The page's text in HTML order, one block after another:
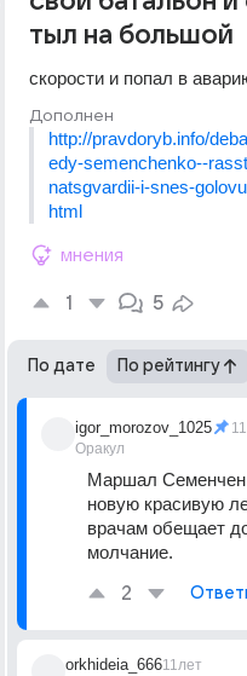
тыл на большой
скорости и попал в
Дополнен
http://pravdoryb.info/
edy-semenchenko--
natsgvardii-i-snes-
html
мнения
1 5
По дате По рейтингу
igor_morozov_1025
Оракул
Маршал
новую красивую
врачам обещает
молчание.
2
orkhideia_66611лет